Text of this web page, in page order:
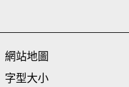
網站地圖
字型大小